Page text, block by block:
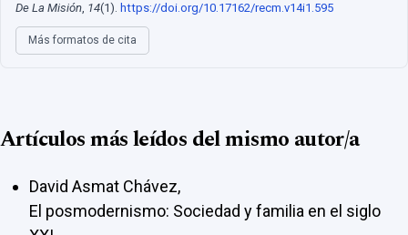
De La Misión, 14(1). https://doi.org/10.17162/recm.v14i1.595
Más formatos de cita
Artículos más leídos del mismo autor/a
David Asmat Chávez,
El posmodernismo: Sociedad y familia en el siglo